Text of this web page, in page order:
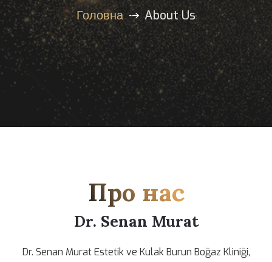
Головна About Us
Про нас
Dr. Senan Murat
Dr. Senan Murat Estetik ve Kulak Burun Boğaz Kliniği,